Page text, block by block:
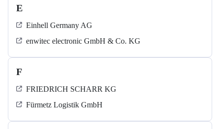
E
Einhell Germany AG
enwitec electronic GmbH & Co. KG
F
FRIEDRICH SCHARR KG
Fürmetz Logistik GmbH